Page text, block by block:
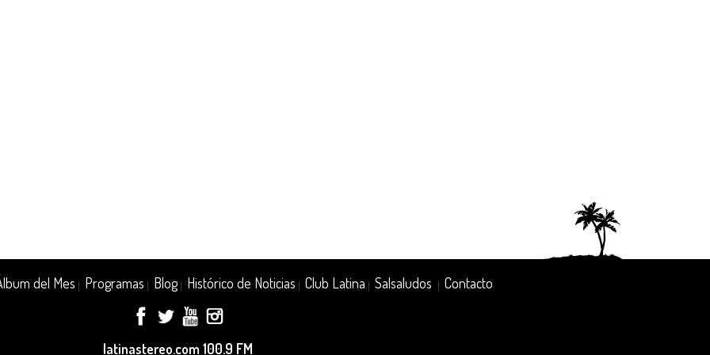
del Mes Programas Blog| Histórico de Noticias Club Latina Salsaludos Contacto
latinastereo.com 100.9 FM